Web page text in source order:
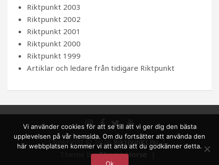
Riktpunkt 2003
Riktpunkt 2002
Riktpunkt 2001
Riktpunkt 2000
Riktpunkt 1999
Artiklar och ledare från tidigare Riktpunkt
Copyright © 2026RiktpunKt.nu
Theme by:Theme Horse
Vi använder cookies för att se till att vi ger dig den bästa
upplevelsen på vår hemsida. Om du fortsätter att använda den
här webbplatsen kommer vi att anta att du godkänner detta.